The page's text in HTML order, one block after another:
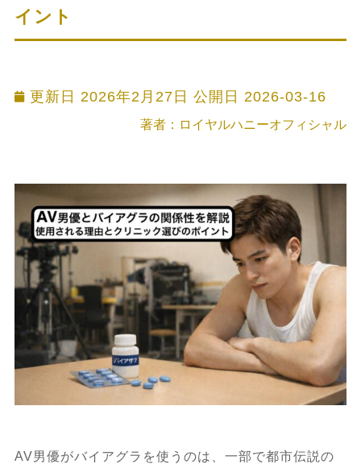
イント
更新日 2026年2月27日 公開日 2026-03-16
著者：ロイヤルハニーオフィシャル
AV男優がバイアグラを使うのは、一部で都市伝説の